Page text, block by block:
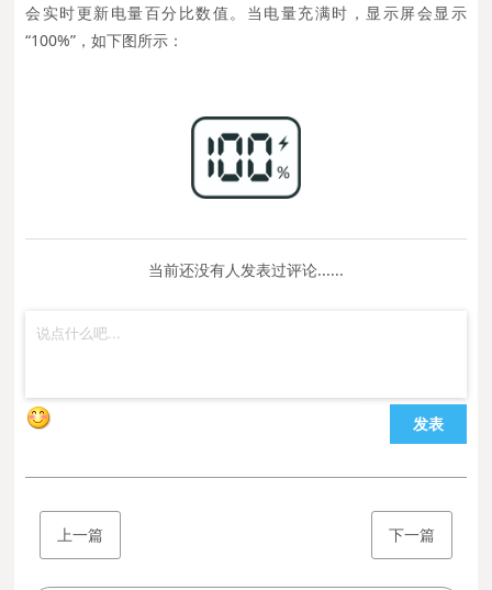
会实时更新电量百分比数值。当电量充满时，显示屏会显示
“100%”，如下图所示：
当前还没有人发表过评论......
发表
上一篇 下一篇